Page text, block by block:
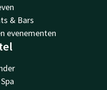
& Bars
evenementen